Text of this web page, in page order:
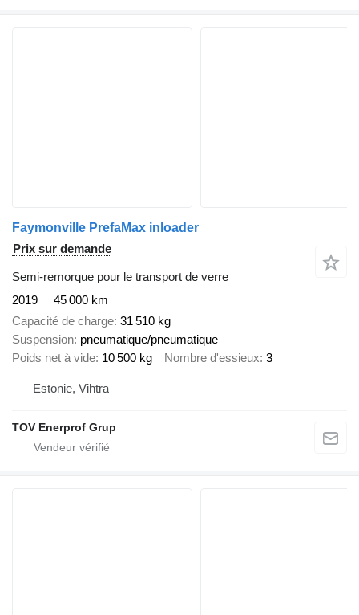
Faymonville PrefaMax inloader
Prix sur demande
Semi-remorque pour le transport de verre
2019
45 000 km
Capacité de charge 31 510 kg
Suspension pneumatique/pneumatique
Poids net à vide 10 500 kg Nombre d'essieux 3
Estonie, Vihtra
TOV Enerprof Grup